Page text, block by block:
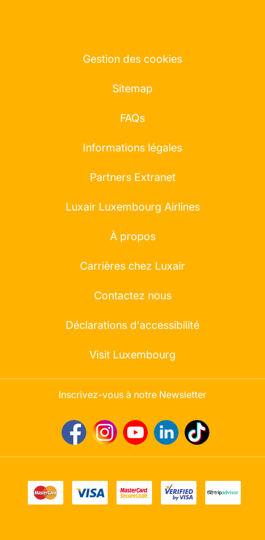
Gestion des cookies
Sitemap
FAQs
Informations légales
Partners Extranet
Luxair Luxembourg Airlines
À propos
Carrières chez Luxair
Contactez nous
Déclarations d'accessibilité
Visit Luxembourg
Inscrivez-vous à notre Newsletter